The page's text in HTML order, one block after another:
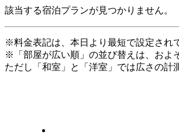
該当する宿泊プランが見つかりません。
※料金表記は、本日より最短で設定され
※「部屋が広い順」の並び替えは、およ
ただし「和室」と「洋室」では広さの計